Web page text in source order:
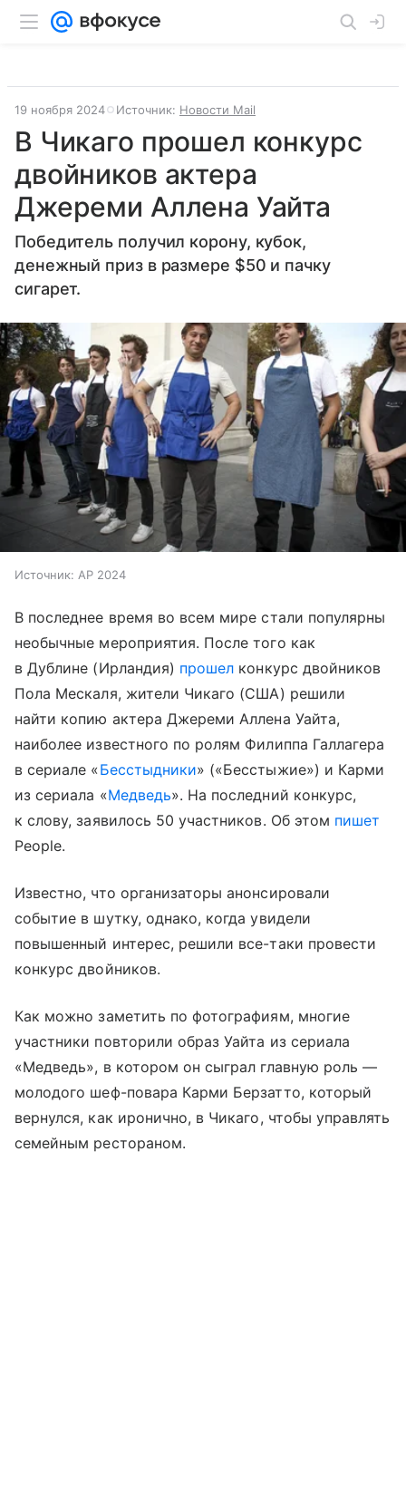
19 ноября 2024 Источник: Новости Mail
В Чикаго прошел конкурс
двойников актера
Джереми Аллена Уайта
Победитель получил корону, кубок,
денежный приз в размере $50 и пачку
сигарет.
Источник: AP 2024
В последнее время во всем мире стали популярны
необычные мероприятия. После того как
в Дублине (Ирландия) прошел конкурс двойников
Пола Мескаля, жители Чикаго (США) решили
найти копию актера Джереми Аллена Уайта,
наиболее известного по ролям Филиппа Галлагера
в сериале «Бесстыдники» («Бесстыжие») и Карми
из сериала «Медведь». На последний конкурс,
к слову, заявилось 50 участников. Об этом пишет
People.
Известно, что организаторы анонсировали
событие в шутку, однако, когда увидели
повышенный интерес, решили все-таки провести
конкурс двойников.
Как можно заметить по фотографиям, многие
участники повторили образ Уайта из сериала
«Медведь», в котором он сыграл главную роль —
молодого шеф-повара Карми Берзатто, который
вернулся, как иронично, в Чикаго, чтобы управлять
семейным рестораном.